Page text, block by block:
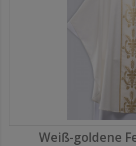
Weiß-goldene